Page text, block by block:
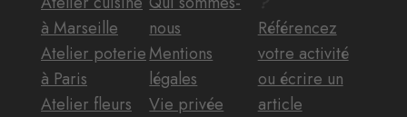
à Marseille
Atelier poterie
à Paris
Atelier fleurs
nous
Mentions
légales
Vie privée
Référencez
votre activité
ou écrire un
article